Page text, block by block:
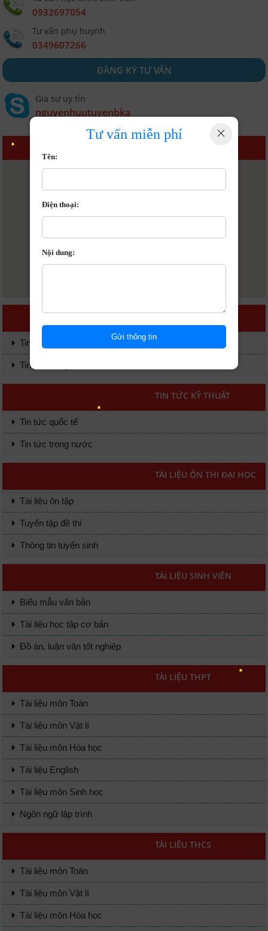
Tư vấn miễn phí ×
Tên:
Điện thoại:
Nội dung:
0932697054
Tư vấn phụ huynh
0349607266
ĐĂNG KÝ TƯ VẤN
Gia sư uy tín
nguyenhuutuyenbka
TIN TỨC KINH TẾ
Tin tức quốc tế
Tin tức trong nước
TIN TỨC KỸ THUẬT
Tin tức quốc tế
Tin tức trong nước
TÀI LIỆU ÔN THI ĐẠI HỌC
Tài liệu ôn tập
Tuyển tập đề thi
Thông tin tuyển sinh
TÀI LIỆU SINH VIÊN
Biểu mẫu văn bản
Tài liệu học tập cơ bản
Đồ án, luận văn tốt nghiệp
TÀI LIỆU THPT
Tài liệu môn Toán
Tài liệu môn Vật lí
Tài liệu môn Hóa học
Tài liệu English
Tài liệu môn Sinh học
Ngôn ngữ lập trình
TÀI LIỆU THCS
Tài liệu môn Toán
Tài liệu môn Vật lí
Tài liệu môn Hóa học